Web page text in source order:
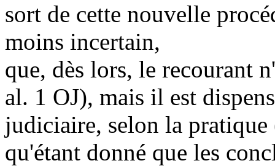
sort de cette nouvelle
moins incertain,
que, dès lors, le recourant
al. 1 OJ), mais il est
judiciaire, selon la pratique
qu'étant donné que les